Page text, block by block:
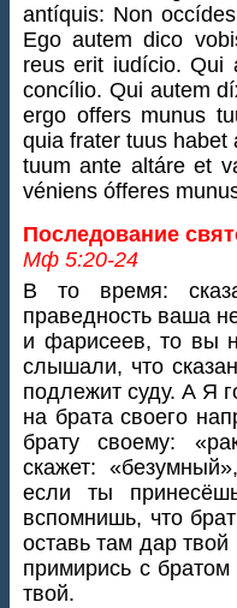
antíquis: Non
Ego autem dico
reus erit iudício. Qui
concílio. Qui autem
ergo offers munus
quia frater tuus habet
tuum ante altáre et
véniens ófferes
Последование
Мф 5:20-24
В то время:
праведность ваша
и фарисеев, то вы
слышали, что
подлежит суду. А Я
на брата своего
брату своему:
скажет:
если ты
вспомнишь, что
оставь там дар
примирись с
твой.